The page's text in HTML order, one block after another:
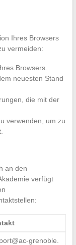
Ihres Browsers
vermeiden:
Browsers.
neuesten Stand
die mit der
verwenden, um zu
an den
verfügt
grenoble.